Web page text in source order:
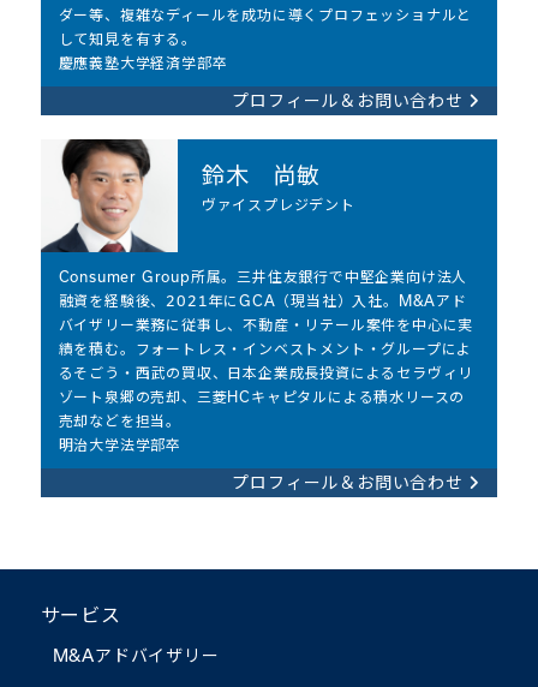
ダー等、複雑なディールを成功に導くプロフェッショナルと
して知見を有する。
慶應義塾大学経済学部卒
プロフィール＆お問い合わせ
鈴木 尚敏
ヴァイスプレジデント
Consumer Group所属。三井住友銀行で中堅企業向け法人
融資を経験後、2021年にGCA（現当社）入社。M&Aアド
バイザリー業務に従事し、不動産・リテール案件を中心に実
績を積む。フォートレス・インベストメント・グループによ
るそごう・西武の買収、日本企業成長投資によるセラヴィリ
ゾート泉郷の売却、三菱HCキャピタルによる積水リースの
売却などを担当。
明治大学法学部卒
プロフィール＆お問い合わせ
サービス
M&Aアドバイザリー